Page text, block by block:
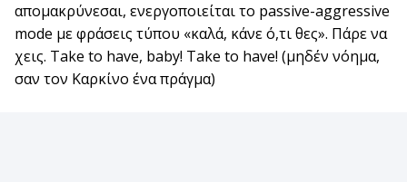
απομακρύνεσαι, ενεργοποιείται το passive-aggressive
mode με φράσεις τύπου «καλά, κάνε ό,τι θες». Πάρε να
χεις. Take to have, baby! Take to have! (μηδέν νόημα,
σαν τον Καρκίνο ένα πράγμα)